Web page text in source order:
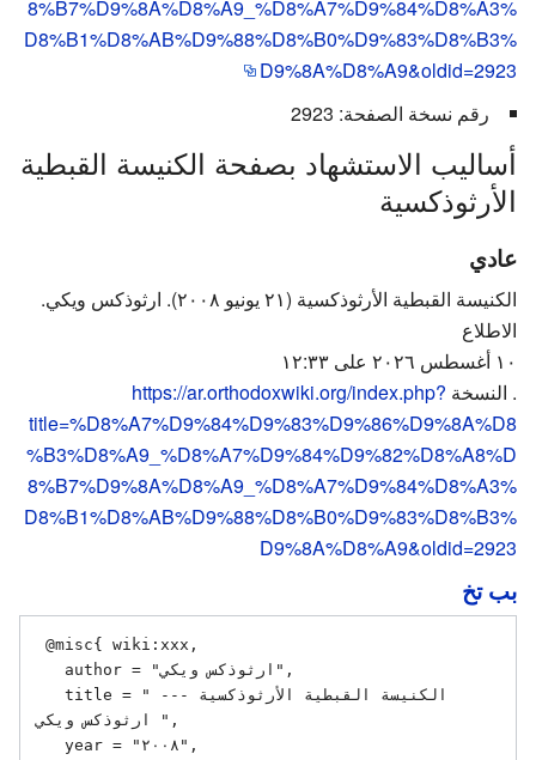
8%B7%D9%8A%D8%A9_%D8%A7%D9%84%D8%A3%
D8%B1%D8%AB%D9%88%D8%B0%D9%83%D8%B3%
D9%8A%D8%A9&oldid=2923
رقم نسخة الصفحة: 2923
أساليب الاستشهاد بصفحة الكنيسة القبطية
الأرثوذكسية
عادي
الكنيسة القبطية الأرثوذكسية (٢١ يونيو ٢٠٠٨). ارثوذكس ويكي.
الاطلاع
١٠ أغسطس ٢٠٢٦ على ١٢:٣٣
. النسخة https://ar.orthodoxwiki.org/index.php?
title=%D8%A7%D9%84%D9%83%D9%86%D9%8A%D8
%B3%D8%A9_%D8%A7%D9%84%D9%82%D8%A8%D
8%B7%D9%8A%D8%A9_%D8%A7%D9%84%D8%A3%
D8%B1%D8%AB%D9%88%D8%B0%D9%83%D8%B3%
D9%8A%D8%A9&oldid=2923
بب تخ
ارثوذكس ويكي ",